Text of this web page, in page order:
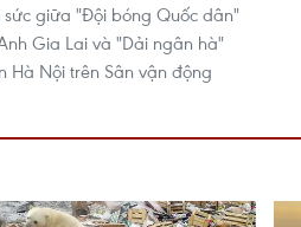
giữa "Đội bóng Quốc dân"
Gia Lai và "Dải ngân hà"
Hà Nội trên Sân vận động